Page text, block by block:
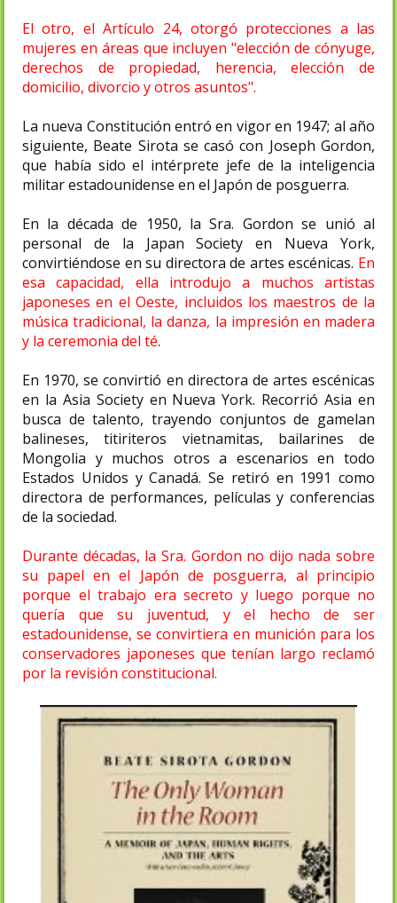
El otro, el Artículo 24, otorgó protecciones a las
mujeres en áreas que incluyen "elección de cónyuge,
derechos de propiedad, herencia, elección de
domicilio, divorcio y otros asuntos".
La nueva Constitución entró en vigor en 1947; al año
siguiente, Beate Sirota se casó con Joseph Gordon,
que había sido el intérprete jefe de la inteligencia
militar estadounidense en el Japón de posguerra.
En la década de 1950, la Sra. Gordon se unió al
personal de la Japan Society en Nueva York,
convirtiéndose en su directora de artes escénicas. En
esa capacidad, ella introdujo a muchos artistas
japoneses en el Oeste, incluidos los maestros de la
música tradicional, la danza, la impresión en madera
y la ceremonia del té.
En 1970, se convirtió en directora de artes escénicas
en la Asia Society en Nueva York. Recorrió Asia en
busca de talento, trayendo conjuntos de gamelan
balineses, titiriteros vietnamitas, bailarines de
Mongolia y muchos otros a escenarios en todo
Estados Unidos y Canadá. Se retiró en 1991 como
directora de performances, películas y conferencias
de la sociedad.
Durante décadas, la Sra. Gordon no dijo nada sobre
su papel en el Japón de posguerra, al principio
porque el trabajo era secreto y luego porque no
quería que su juventud, y el hecho de ser
estadounidense, se convirtiera en munición para los
conservadores japoneses que tenían largo reclamó
por la revisión constitucional.